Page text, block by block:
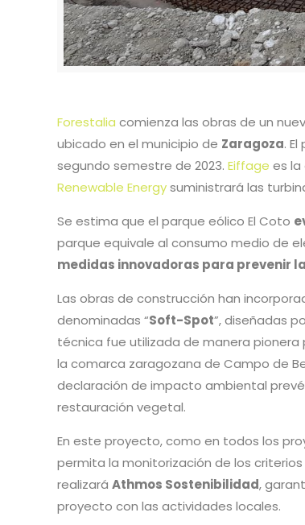
Forestalia comienza las obras de un
ubicado en el municipio de Zaragoza.
segundo semestre de 2023.Eiffage es
Renewable Energysuministrará las
Se estima que el parque eólico El Coto
parque equivale al consumo medio de
medidas innovadoras para prevenir
Las obras de construcción han
denominadas “Soft-Spot”, diseñadas
técnica fue utilizada de manera pionera
la comarca zaragozana de Campo de
declaración de impacto ambiental
restauración vegetal.
En este proyecto, como en todos los
permita la monitorización de los
realizaráAthmos Sostenibilidad,
proyecto con las actividades locales.